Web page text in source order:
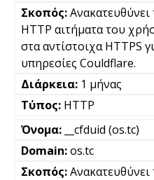
Ανακατευθύνει
HTTP αιτήματα του
στα αντίστοιχα HTTPS
υπηρεσίες Couldflare.
1 μήνας
HTTP
__cfduid (os.tc)
os.tc
Ανακατευθύνει